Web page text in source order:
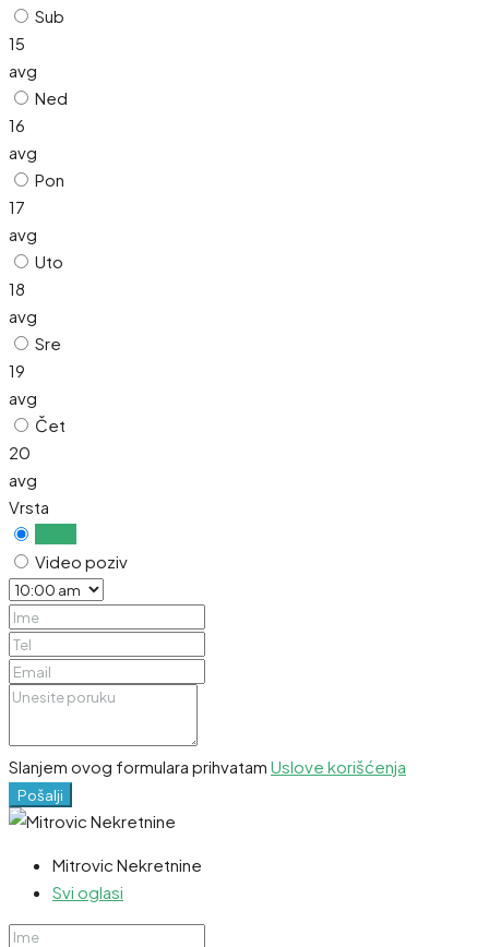
Sub
15
avg
Ned
16
avg
Pon
17
avg
Uto
18
avg
Sre
19
avg
Čet
20
avg
Vrsta
Video poziv
Slanjem ovog formulara prihvatam Uslove korišćenja
Pošalji
Mitrovic Nekretnine
Svi oglasi